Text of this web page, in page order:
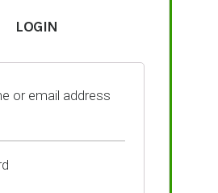
LOGIN
or email address